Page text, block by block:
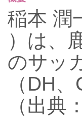
稲本 潤
）は、
のサッ
（DH
（出典